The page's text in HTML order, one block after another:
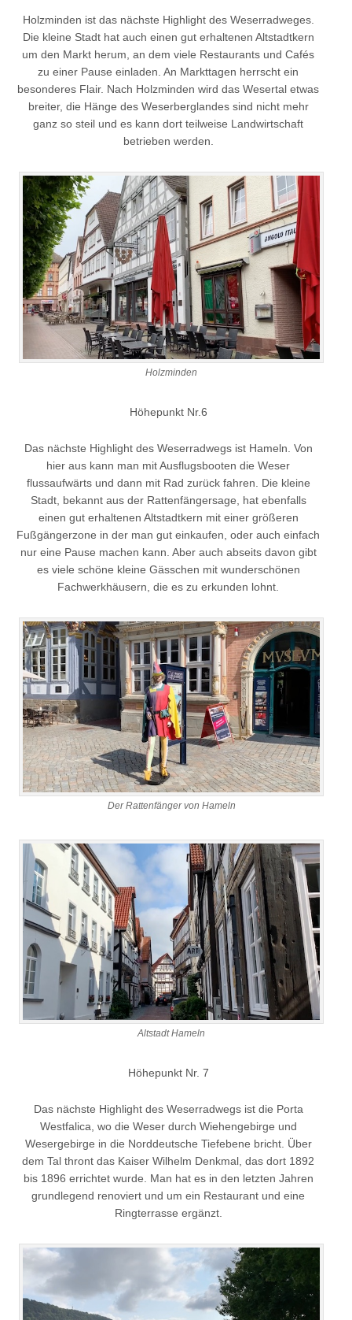
Holzminden ist das nächste Highlight des Weserradweges.
Die kleine Stadt hat auch einen gut erhaltenen Altstadtkern
um den Markt herum, an dem viele Restaurants und Cafés
zu einer Pause einladen. An Markttagen herrscht ein
besonderes Flair. Nach Holzminden wird das Wesertal etwas
breiter, die Hänge des Weserberglandes sind nicht mehr
ganz so steil und es kann dort teilweise Landwirtschaft
betrieben werden.
Holzminden
Höhepunkt Nr.6
Das nächste Highlight des Weserradwegs ist Hameln. Von
hier aus kann man mit Ausflugsbooten die Weser
flussaufwärts und dann mit Rad zurück fahren. Die kleine
Stadt, bekannt aus der Rattenfängersage, hat ebenfalls
einen gut erhaltenen Altstadtkern mit einer größeren
Fußgängerzone in der man gut einkaufen, oder auch einfach
nur eine Pause machen kann. Aber auch abseits davon gibt
es viele schöne kleine Gässchen mit wunderschönen
Fachwerkhäusern, die es zu erkunden lohnt.
Der Rattenfänger von Hameln
Altstadt Hameln
Höhepunkt Nr. 7
Das nächste Highlight des Weserradwegs ist die Porta
Westfalica, wo die Weser durch Wiehengebirge und
Wesergebirge in die Norddeutsche Tiefebene bricht. Über
dem Tal thront das Kaiser Wilhelm Denkmal, das dort 1892
bis 1896 errichtet wurde. Man hat es in den letzten Jahren
grundlegend renoviert und um ein Restaurant und eine
Ringterrasse ergänzt.